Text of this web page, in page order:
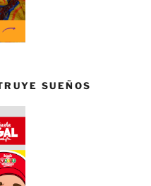
SUEÑOS